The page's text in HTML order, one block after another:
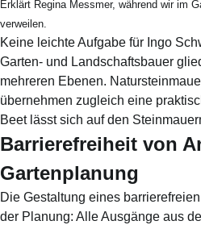
Erklärt Regina Messmer, während wir im
verweilen.
Keine leichte Aufgabe für Ingo
Garten- und Landschaftsbauer
mehreren Ebenen.
übernehmen zugleich eine
Beet lässt sich auf den
Barrierefreiheit von
Gartenplanung
Die Gestaltung eines
der Planung: Alle Ausgänge aus